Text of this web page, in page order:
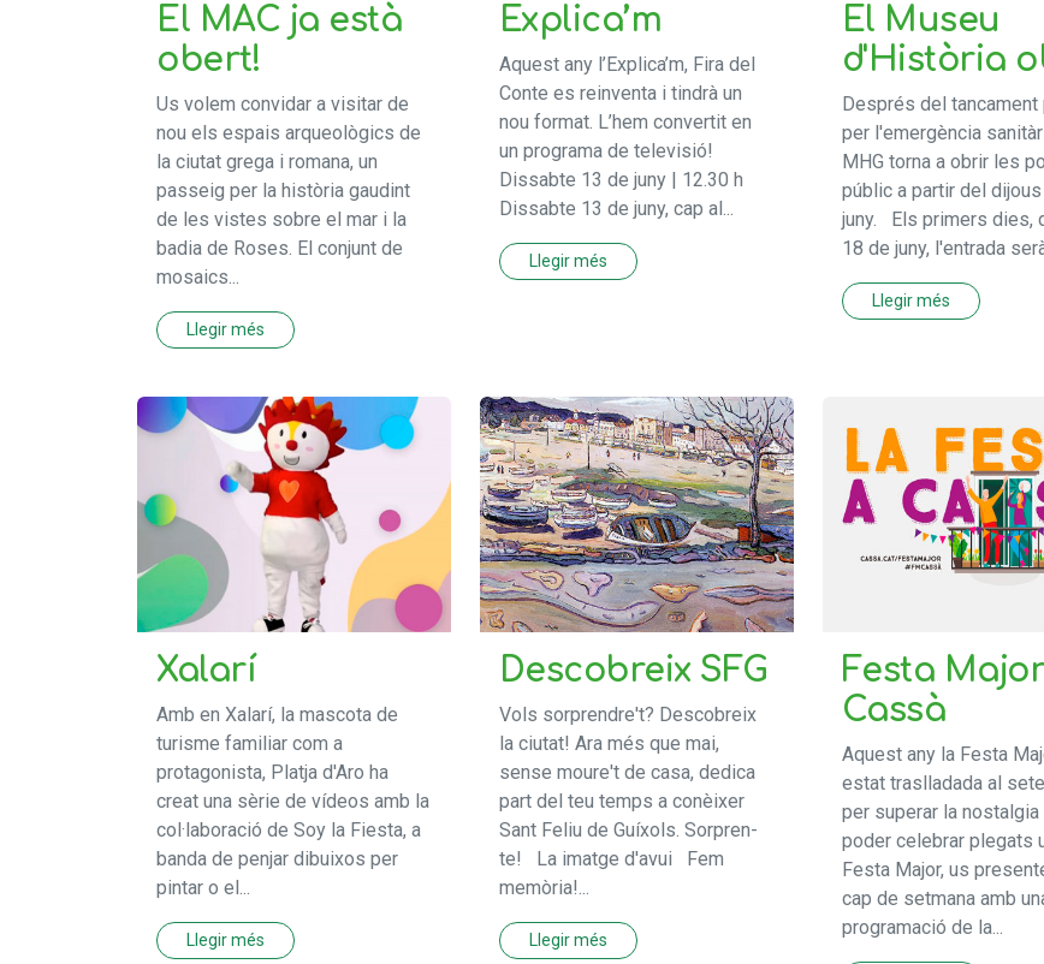
El MAC ja està
obert!
Us volem convidar a visitar de
nou els espais arqueològics de
la ciutat grega i romana, un
passeig per la història gaudint
de les vistes sobre el mar i la
badia de Roses. El conjunt de
mosaics...
Llegir més
Explica’m
Aquest any l’Explica’m, Fira del
Conte es reinventa i tindrà un
nou format. L’hem convertit en
un programa de televisió!
Dissabte 13 de juny | 12.30 h
Dissabte 13 de juny, cap al...
Llegir més
El Museu
d'Història
Després del
per l'emergència
MHG torna a obrir les
públic a partir del
juny. Els primers dies,
18 de juny, l'entrada
Llegir més
Xalarí
Amb en Xalarí, la mascota de
turisme familiar com a
protagonista, Platja d'Aro ha
creat una sèrie de vídeos amb la
col·laboració de Soy la Fiesta, a
banda de penjar dibuixos per
pintar o el...
Llegir més
Descobreix SFG
Vols sorprendre't? Descobreix
la ciutat! Ara més que mai,
sense moure't de casa, dedica
part del teu temps a conèixer
Sant Feliu de Guíxols. Sorpren-
te! La imatge d'avui Fem
memòria!...
Llegir més
Festa
Cassà
Aquest any la Festa
estat traslladada al
per superar la nostalgia
poder celebrar plegats
Festa Major, us
cap de setmana amb
programació de la...